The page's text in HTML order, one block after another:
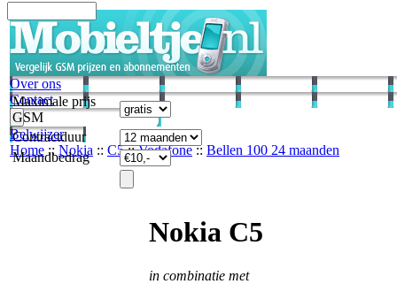
Over ons
Contact
Belwijzer
Home :: Nokia :: C5::Vodafone:: Bellen 100 24 maanden
Maximale prijs
GSM
Contractduur
Maandbedrag
Nokia C5
in combinatie met